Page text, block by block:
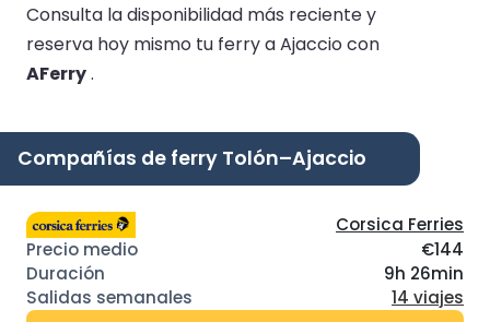
Consulta la disponibilidad más reciente y
reserva hoy mismo tu ferry a Ajaccio con
AFerry.
Compañías de ferry Tolón–Ajaccio
Corsica Ferries
€144
9h 26min
14 viajes